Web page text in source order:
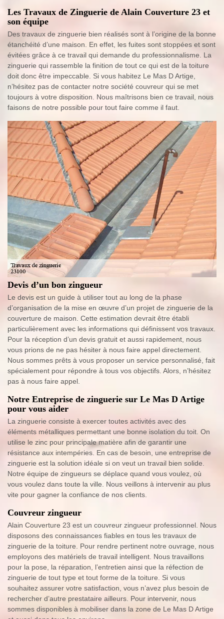
Les Travaux de Zinguerie de Alain Couverture 23 et
son équipe
Des travaux de zinguerie bien réalisés sont à l’origine de la bonne
étanchéité d’une maison. En effet, les fuites sont stoppées et sont
évitées grâce à ce travail qui demande du professionnalisme. La
zinguerie qui rassemble la finition de tout ce qui est de la toiture
doit donc être impeccable. Si vous habitez Le Mas D Artige,
n’hésitez pas de contacter notre société couvreur qui se met
toujours à votre disposition. Nous maîtrisons bien ce travail, nous
faisons de notre possible pour tout faire comme il faut.
Devis d’un bon zingueur
Le devis est un guide à utiliser tout au long de la phase
d’organisation de la mise en œuvre d’un projet de zinguerie de la
couverture de maison. Cette estimation devrait être établi
particulièrement avec les informations qui définissent vos travaux.
Pour la réception d’un devis gratuit et aussi rapidement, nous
vous prions de ne pas hésiter à nous faire appel directement.
Nous sommes prêts à vous proposer un service personnalisé, fait
spécialement pour répondre à tous vos objectifs. Alors, n’hésitez
pas à nous faire appel.
Notre Entreprise de zinguerie sur Le Mas D Artige
pour vous aider
La zinguerie consiste à exercer toutes activités avec des
éléments métalliques permettant une bonne isolation du toit. On
utilise le zinc pour principale matière afin de garantir une
résistance aux intempéries. En cas de besoin, une entreprise de
zinguerie est la solution idéale si on veut un travail bien solide.
Notre équipe de zingueurs se déplace quand vous voulez, où
vous voulez dans toute la ville. Nous veillons à intervenir au plus
vite pour gagner la confiance de nos clients.
Couvreur zingueur
Alain Couverture 23 est un couvreur zingueur professionnel. Nous
disposons des connaissances fiables en tous les travaux de
zinguerie de la toiture. Pour rendre pertinent notre ouvrage, nous
employons des matériels de travail intelligent. Nous travaillons
pour la pose, la réparation, l’entretien ainsi que la réfection de
zinguerie de tout type et tout forme de la toiture. Si vous
souhaitez assurer votre satisfaction, vous n’avez plus besoin de
rechercher d’autre prestataire ailleurs. Pour intervenir, nous
sommes disponibles à mobiliser dans la zone de Le Mas D Artige